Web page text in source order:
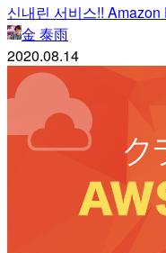
신내린 서비스!!
金 泰雨
2020.08.14